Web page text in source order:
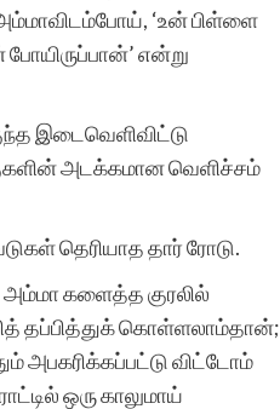
‘உன் பிள்ளை
என்று
இடைவெளிவிட்டு
அடக்கமான வெளிச்சம்
தெரியாத தார் ரோடு.
களைத்த குரலில்
தப்பித்துக் கொள்ளலாம்தான்;
அபகரிக்கப்பட்டு விட்டோம்
ஒரு காலுமாய்